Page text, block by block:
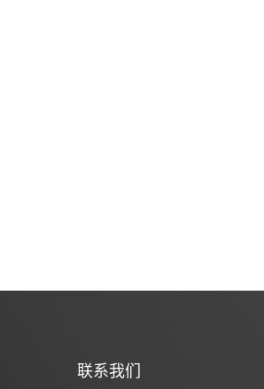
联系我们